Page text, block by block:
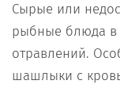
Сырые или
рыбные блюда в
отравлений.
шашлыки с